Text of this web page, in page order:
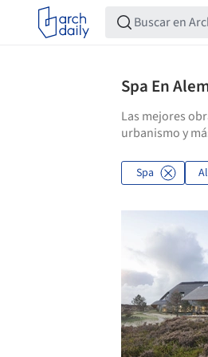
Spa En
Las mejores
urbanismo y
Spa